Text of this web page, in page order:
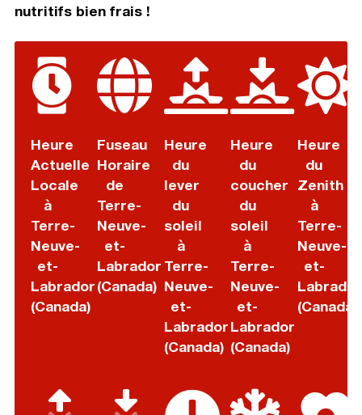
nutritifs bien frais !
Heure
Actuelle
Locale
à
Terre-
Neuve-
et-
Labrador
(Canada)
Fuseau
Horaire
de
Terre-
Neuve-
et-
Labrador
(Canada)
Heure
du
lever
du
soleil
à
Terre-
Neuve-
et-
Labrador
(Canada)
Heure
du
coucher
du
soleil
à
Terre-
Neuve-
et-
Labrador
(Canada)
Heure
du
Zenith
à
Terre-
Neuve-
et-
Labrador
(Canada)